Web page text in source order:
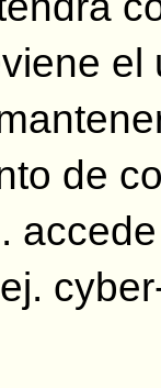
Ud.
Si
sus
la
un
de las